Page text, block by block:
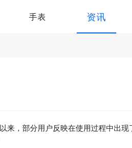
手表 资讯
，部分用户反映在使用过程中出